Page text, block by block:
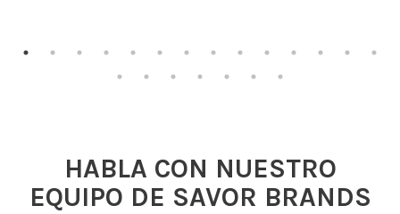
HABLA CON NUESTRO
EQUIPO DE SAVOR BRANDS